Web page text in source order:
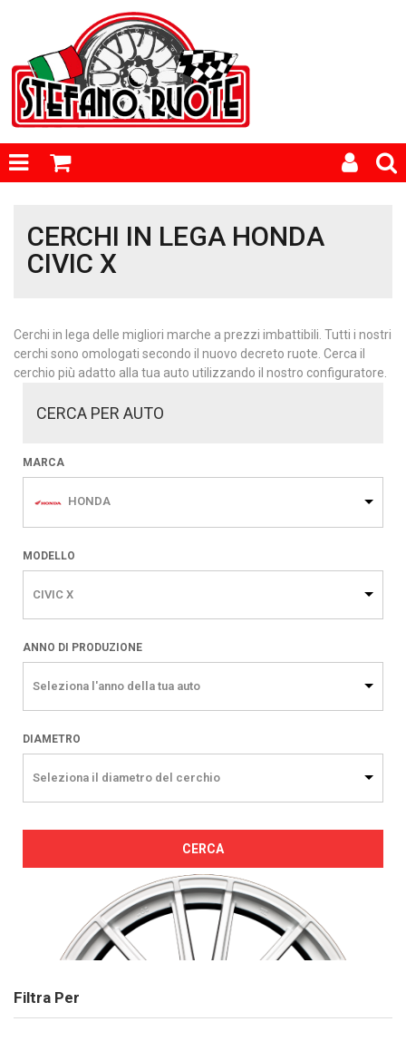
CERCHI IN LEGA HONDA
CIVIC X
Cerchi in lega delle migliori marche a prezzi imbattibili. Tutti i nostri
cerchi sono omologati secondo il nuovo decreto ruote. Cerca il
cerchio più adatto alla tua auto utilizzando il nostro configuratore.
CERCA PER AUTO
MARCA
HONDA
MODELLO
CIVIC X
ANNO DI PRODUZIONE
Seleziona l'anno della tua auto
DIAMETRO
Seleziona il diametro del cerchio
CERCA
Filtra Per